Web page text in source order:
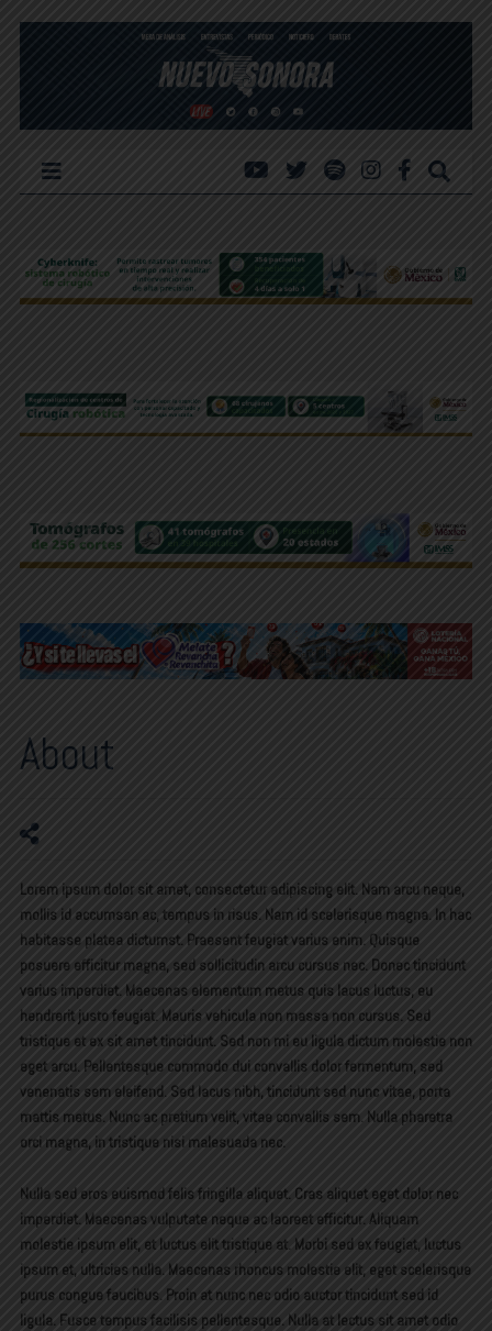
About
Lorem ipsum dolor sit amet, consectetur adipiscing elit. Nam arcu neque,
mollis id accumsan ac, tempus in risus. Nam id scelerisque magna. In hac
habitasse platea dictumst. Praesent feugiat varius enim. Quisque
posuere efficitur magna, sed sollicitudin arcu cursus nec. Donec tincidunt
varius imperdiet. Maecenas elementum metus quis lacus luctus, eu
hendrerit justo feugiat. Mauris vehicula non massa non cursus. Sed
tristique et ex sit amet tincidunt. Sed non mi eu ligula dictum molestie non
eget arcu. Pellentesque commodo dui convallis dolor fermentum, sed
venenatis sem eleifend. Sed lacus nibh, tincidunt sed nunc vitae, porta
mattis metus. Nunc ac pretium velit, vitae convallis sem. Nulla pharetra
orci magna, in tristique nisi malesuada nec.
Nulla sed eros euismod felis fringilla aliquet. Cras aliquet eget dolor nec
imperdiet. Maecenas vulputate neque ac laoreet efficitur. Aliquam
molestie ipsum elit, et luctus elit tristique at. Morbi sed ex feugiat, luctus
ipsum et, ultricies nulla. Maecenas rhoncus molestie elit, eget scelerisque
purus congue faucibus. Proin at nunc nec odio auctor tincidunt sed id
ligula. Fusce tempus facilisis pellentesque. Nulla at lectus sit amet odio